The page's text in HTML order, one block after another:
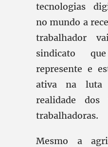
tecnologias
no mundo a
trabalhador
sindicato
represente e
ativa na
realidade dos
trabalhadoras.
Mesmo a